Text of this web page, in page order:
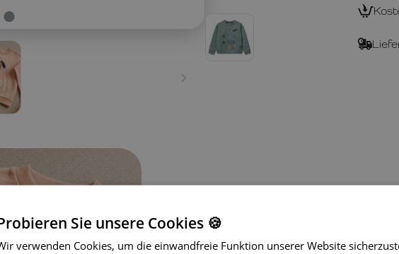
Sie unsere Cookies 🍪
verwenden Cookies, um die einwandfreie Funktion unserer Website